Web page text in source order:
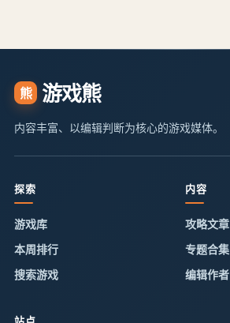
熊 游戏熊
内容丰富、以编辑判断为核心的游戏媒体。
探索
游戏库
本周排行
搜索游戏
内容
攻略文章
专题合集
编辑作者